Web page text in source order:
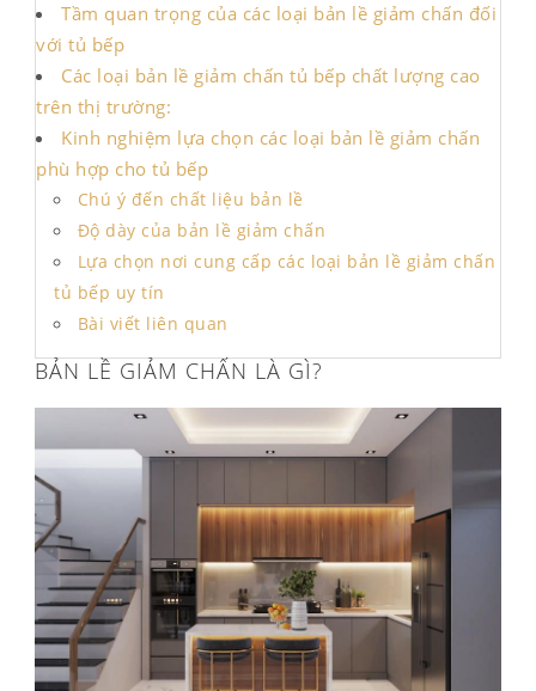
Tầm quan trọng của các loại bản lề giảm chấn đối
với tủ bếp
Các loại bản lề giảm chấn tủ bếp chất lượng cao
trên thị trường:
Kinh nghiệm lựa chọn các loại bản lề giảm chấn
phù hợp cho tủ bếp
Chú ý đến chất liệu bản lề
Độ dày của bản lề giảm chấn
Lựa chọn nơi cung cấp các loại bản lề giảm chấn
tủ bếp uy tín
Bài viết liên quan
BẢN LỀ GIẢM CHẤN LÀ GÌ?